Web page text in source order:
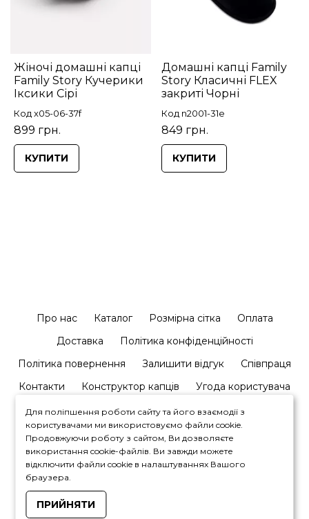
Жіночі домашні капці
Family Story Кучерики
Іксики Сірі
Код x05-06-37f
899 грн.
КУПИТИ
Домашні капці Family
Story Класичні FLEX
закриті Чорні
Код n2001-31e
849 грн.
КУПИТИ
Про нас Каталог Розмірна сітка
Оплата
Доставка
Політика конфіденційності
Політика повернення
Залишити відгук
Співпраця
Контакти
Конструктор капців Угода користувача
+380964446450
Для поліпшення роботи сайту та його взаємодії з
користувачами ми використовуємо файли cookie.
Продовжуючи роботу з сайтом, Ви дозволяєте
використання cookie-файлів. Ви завжди можете
відключити файли cookie в налаштуваннях Вашого
браузера.
ПРИЙНЯТИ